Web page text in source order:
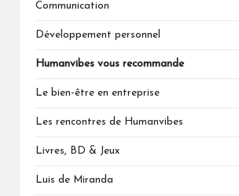
Communication
Développement personnel
Humanvibes vous recommande
Le bien-être en entreprise
Les rencontres de Humanvibes
Livres, BD & Jeux
Luis de Miranda